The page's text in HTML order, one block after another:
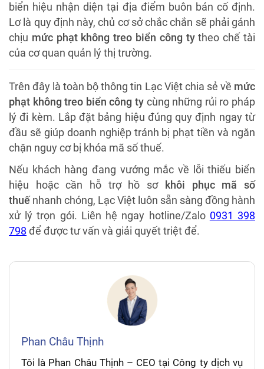
biển hiệu nhận diện tại địa điểm buôn bán cố định.
Lơ là quy định này, chủ cơ sở chắc chắn sẽ phải gánh
chịu mức phạt không treo biển công tytheo chế tài
của cơ quan quản lý thị trường.
Trên đây là toàn bộ thông tin Lạc Việt chia sẻ về mức
phạt không treo biển công ty cùng những rủi ro pháp
lý đi kèm. Lắp đặt bảng hiệu đúng quy định ngay từ
đầu sẽ giúp doanh nghiệp tránh bị phạt tiền và ngăn
chặn nguy cơ bị khóa mã số thuế.
Nếu khách hàng đang vướng mắc về lỗi thiếu biển
hiệu hoặc cần hỗ trợ hồ sơ
khôi phục mã số
thuếnhanh chóng, Lạc Việt luôn sẵn sàng đồng hành
xử lý trọn gói. Liên hệ ngay hotline/Zalo 0931 398
798 để được tư vấn và giải quyết triệt để.
Phan Châu Thịnh
Tôi là Phan Châu Thịnh – CEO tại Công ty dịch vụ